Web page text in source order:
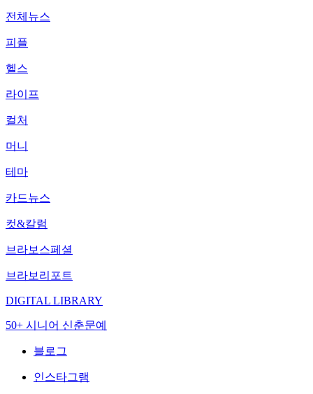
전체뉴스
피플
헬스
라이프
컬처
머니
테마
카드뉴스
컷&칼럼
브라보스페셜
브라보리포트
DIGITAL LIBRARY
50+ 시니어 신춘문예
블로그
인스타그램